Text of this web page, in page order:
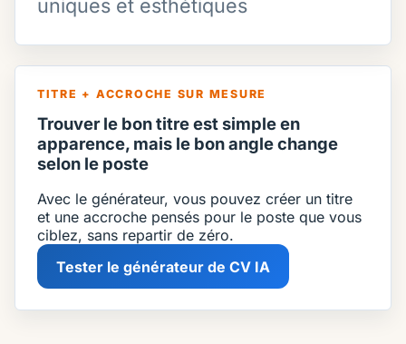
uniques et esthétiques
TITRE + ACCROCHE SUR MESURE
Trouver le bon titre est simple en
apparence, mais le bon angle change
selon le poste
Avec le générateur, vous pouvez créer un titre
et une accroche pensés pour le poste que vous
ciblez, sans repartir de zéro.
Tester le générateur de CV IA